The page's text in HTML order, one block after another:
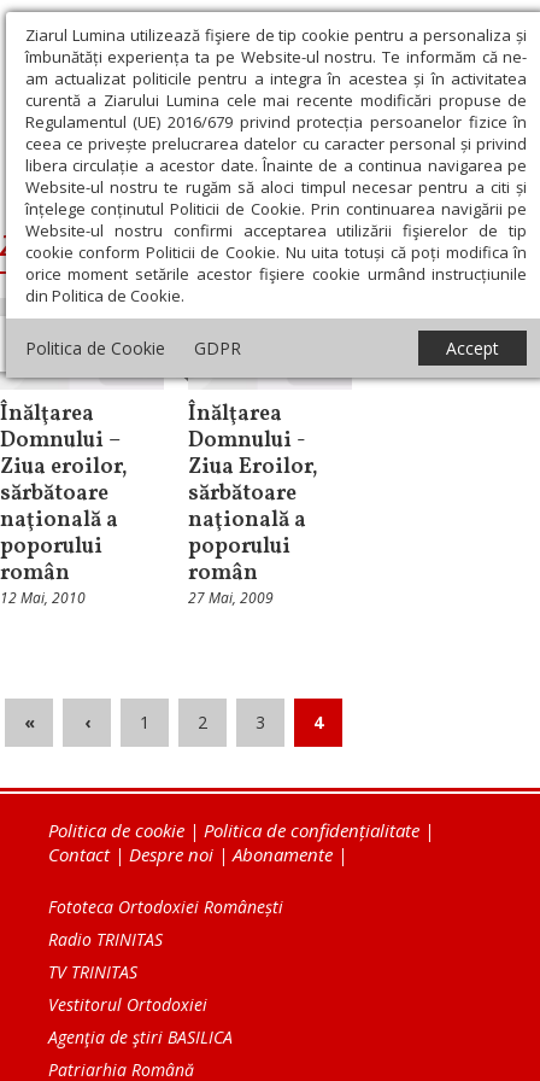
Ziarul Lumina utilizează fişiere de tip cookie pentru a personaliza și
îmbunătăți experiența ta pe Website-ul nostru. Te informăm că ne-
am actualizat politicile pentru a integra în acestea și în activitatea
curentă a Ziarului Lumina cele mai recente modificări propuse de
Regulamentul (UE) 2016/679 privind protecția persoanelor fizice în
ceea ce privește prelucrarea datelor cu caracter personal și privind
libera circulație a acestor date. Înainte de a continua navigarea pe
Website-ul nostru te rugăm să aloci timpul necesar pentru a citi și
înțelege conținutul Politicii de Cookie. Prin continuarea navigării pe
Website-ul nostru confirmi acceptarea utilizării fişierelor de tip
cookie conform Politicii de Cookie. Nu uita totuși că poți modifica în
orice moment setările acestor fişiere cookie urmând instrucțiunile
din Politica de Cookie.
Politica de Cookie GDPR Accept
Ziarul Lumina › Ziua Eroilor
Ziua Eroilor
presă
Înălţarea
Domnului –
Ziua eroilor,
sărbătoare
naţională a
poporului
român
12 Mai, 2010
presă
Înălţarea
Domnului -
Ziua Eroilor,
sărbătoare
naţională a
poporului
român
27 Mai, 2009
« ‹ 1 2 3 4
Politica de cookie | Politica de confidențialitate |
Contact| Despre noi |Abonamente |
Fototeca Ortodoxiei Românești
Radio TRINITAS
TV TRINITAS
Vestitorul Ortodoxiei
Agenţia de ştiri BASILICA
Patriarhia Română